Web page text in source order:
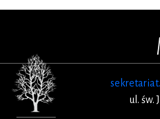
ul. św.